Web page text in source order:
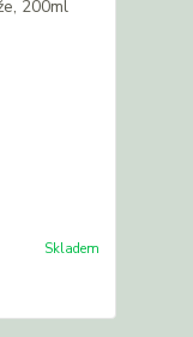
Skladem